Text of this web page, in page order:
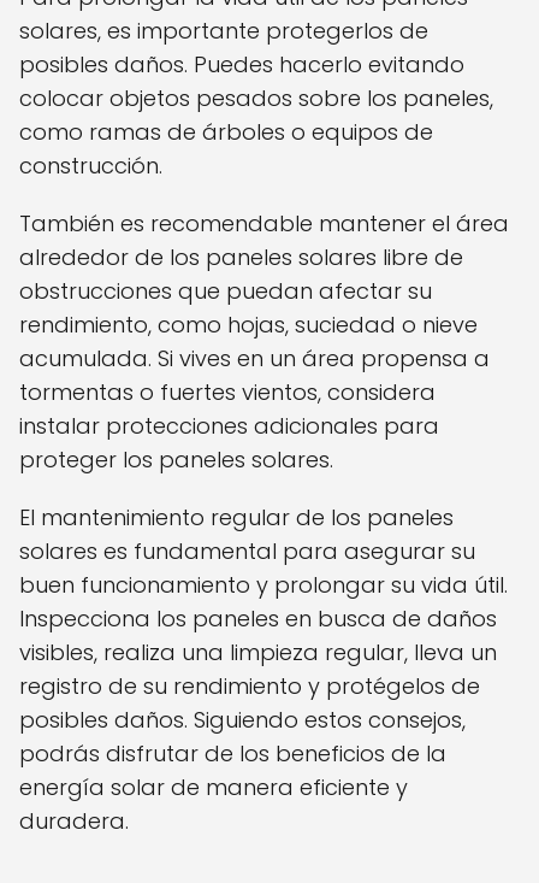
solares, es importante protegerlos de
posibles daños. Puedes hacerlo evitando
colocar objetos pesados ​​sobre los paneles,
como ramas de árboles o equipos de
construcción.
También es recomendable mantener el área
alrededor de los paneles solares libre de
obstrucciones que puedan afectar su
rendimiento, como hojas, suciedad o nieve
acumulada. Si vives en un área propensa a
tormentas o fuertes vientos, considera
instalar protecciones adicionales para
proteger los paneles solares.
El mantenimiento regular de los paneles
solares es fundamental para asegurar su
buen funcionamiento y prolongar su vida útil.
Inspecciona los paneles en busca de daños
visibles, realiza una limpieza regular, lleva un
registro de su rendimiento y protégelos de
posibles daños. Siguiendo estos consejos,
podrás disfrutar de los beneficios de la
energía solar de manera eficiente y
duradera.